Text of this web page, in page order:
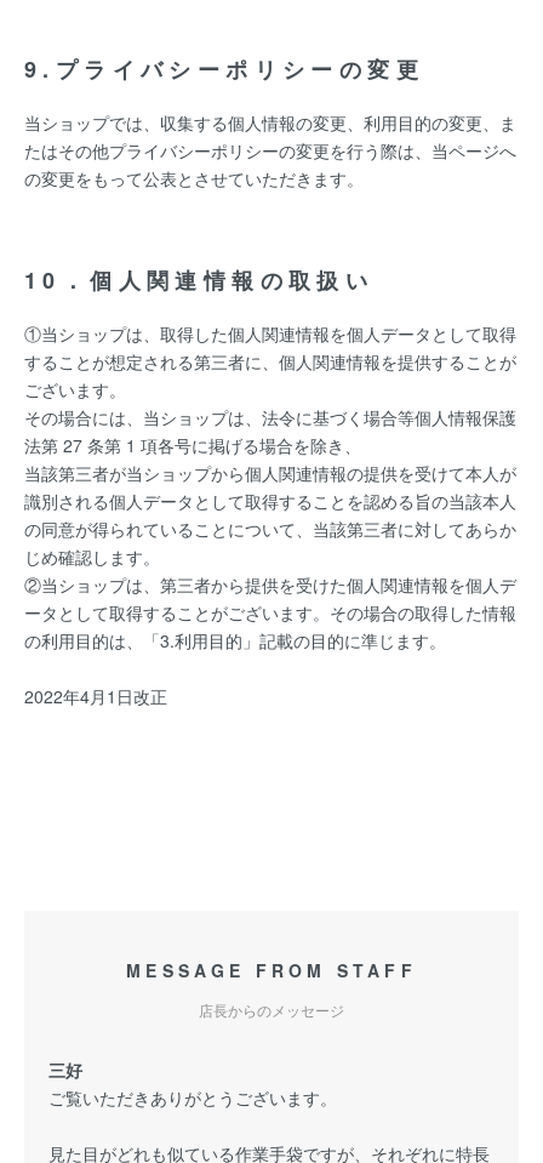
9.プライバシーポリシーの変更
当ショップでは、収集する個人情報の変更、利用目的の変更、ま
たはその他プライバシーポリシーの変更を行う際は、当ページへ
の変更をもって公表とさせていただきます。
10．個人関連情報の取扱い
①当ショップは、取得した個人関連情報を個人データとして取得
することが想定される第三者に、個人関連情報を提供することが
ございます。
その場合には、当ショップは、法令に基づく場合等個人情報保護
法第 27 条第 1 項各号に掲げる場合を除き、
当該第三者が当ショップから個人関連情報の提供を受けて本人が
識別される個人データとして取得することを認める旨の当該本人
の同意が得られていることについて、当該第三者に対してあらか
じめ確認します。
②当ショップは、第三者から提供を受けた個人関連情報を個人デ
ータとして取得することがございます。その場合の取得した情報
の利用目的は、「3.利用目的」記載の目的に準じます。
2022年4月1日改正
MESSAGE FROM STAFF
店長からのメッセージ
三好
ご覧いただきありがとうございます。
見た目がどれも似ている作業手袋ですが、それぞれに特長